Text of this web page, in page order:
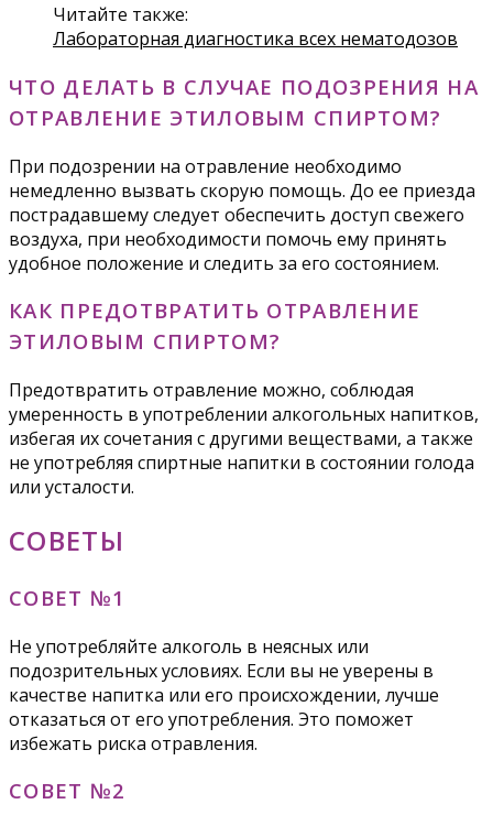
Читайте также:
Лабораторная диагностика всех нематодозов
ЧТО ДЕЛАТЬ В СЛУЧАЕ ПОДОЗРЕНИЯ НА
ОТРАВЛЕНИЕ ЭТИЛОВЫМ СПИРТОМ?
При подозрении на отравление необходимо
немедленно вызвать скорую помощь. До ее приезда
пострадавшему следует обеспечить доступ свежего
воздуха, при необходимости помочь ему принять
удобное положение и следить за его состоянием.
КАК ПРЕДОТВРАТИТЬ ОТРАВЛЕНИЕ
ЭТИЛОВЫМ СПИРТОМ?
Предотвратить отравление можно, соблюдая
умеренность в употреблении алкогольных напитков,
избегая их сочетания с другими веществами, а также
не употребляя спиртные напитки в состоянии голода
или усталости.
СОВЕТЫ
СОВЕТ №1
Не употребляйте алкоголь в неясных или
подозрительных условиях. Если вы не уверены в
качестве напитка или его происхождении, лучше
отказаться от его употребления. Это поможет
избежать риска отравления.
СОВЕТ №2